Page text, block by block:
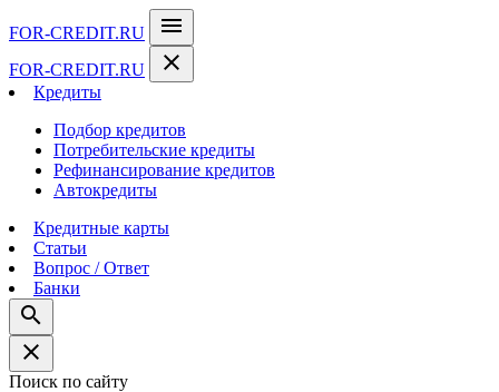
FOR-CREDIT.RU menu
FOR-CREDIT.RU close
Кредиты
Подбор кредитов
Потребительские кредиты
Рефинансирование кредитов
Автокредиты
Кредитные карты
Статьи
Вопрос / Ответ
Банки
search
close
Поиск по сайту